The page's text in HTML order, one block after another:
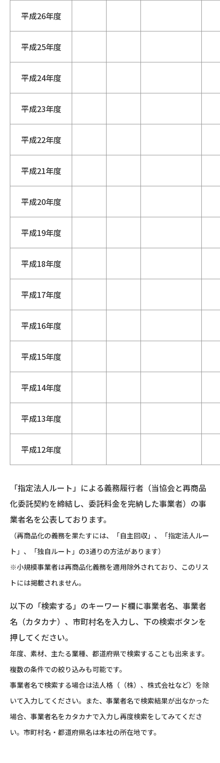
平成26年度
平成25年度
平成24年度
平成23年度
平成22年度
平成21年度
平成20年度
平成19年度
平成18年度
平成17年度
平成16年度
平成15年度
平成14年度
平成13年度
平成12年度
「指定法人ルート」による義務履行者（当協会と再商品
化委託契約を締結し、委託料金を完納した事業者）の事
業者名を公表しております。
（再商品化の義務を果たすには、「自主回収」、「指定法人ルー
ト」、「独自ルート」の3通りの方法があります）
※小規模事業者は再商品化義務を適用除外されており、このリス
トには掲載されません。
以下の「検索する」のキーワード欄に事業者名、事業者
名（カタカナ）、市町村名を入力し、下の検索ボタンを
押してください。
年度、素材、主たる業種、都道府県で検索することも出来ます。
複数の条件での絞り込みも可能です。
事業者名で検索する場合は法人格（（株）、株式会社など）を除
いて入力してください。また、事業者名で検索結果が出なかった
場合、事業者名をカタカナで入力し再度検索をしてみてくださ
い。市町村名・都道府県名は本社の所在地です。